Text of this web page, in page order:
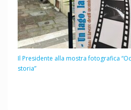
Il Presidente alla mostra fotografica
storia”